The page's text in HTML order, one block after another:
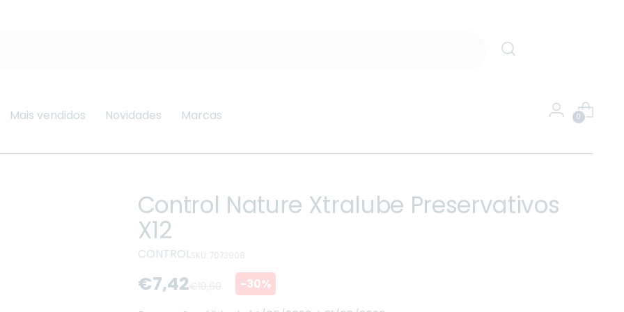
Mais vendidos Novidades Marcas 0
Control Nature Xtralube Preservativos
X12
CONTROLSKU: 7073908
€7,42
-30%